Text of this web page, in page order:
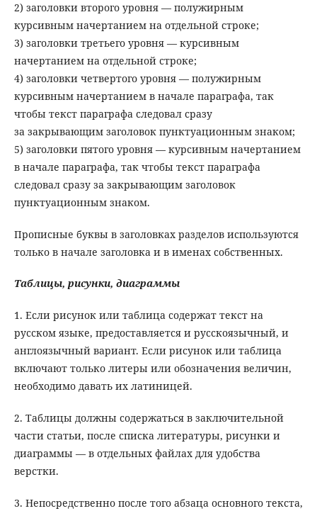
2) заголовки второго уровня — полужирным
курсивным начертанием на отдельной строке;
3) заголовки третьего уровня — курсивным
начертанием на отдельной строке;
4) заголовки четвертого уровня — полужирным
курсивным начертанием в начале параграфа, так
чтобы текст параграфа следовал сразу
за закрывающим заголовок пунктуационным знаком;
5) заголовки пятого уровня — курсивным начертанием
в начале параграфа, так чтобы текст параграфа
следовал сразу за закрывающим заголовок
пунктуационным знаком.
Прописные буквы в заголовках разделов используются
только в начале заголовка и в именах собственных.
Таблицы, рисунки, диаграммы
1. Если рисунок или таблица содержат текст на
русском языке, предоставляется и русскоязычный, и
англоязычный вариант. Если рисунок или таблица
включают только литеры или обозначения величин,
необходимо давать их латиницей.
2. Таблицы должны содержаться в заключительной
части статьи, после списка литературы, рисунки и
диаграммы — в отдельных файлах для удобства
верстки.
3. Непосредственно после того абзаца основного текста,